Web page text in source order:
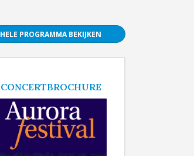
HELE PROGRAMMA BEKIJKEN
CONCERTBROCHURE